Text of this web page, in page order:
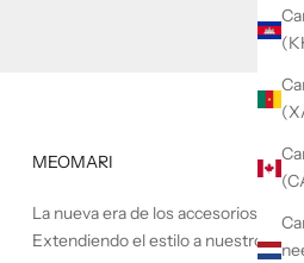
MEOMARI
La nueva era de los accesorios para
Extendiendo el estilo a nuestro